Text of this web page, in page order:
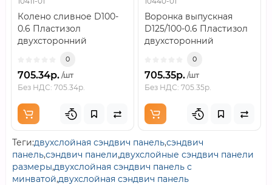
Колено сливное D100-
0.6 Пластизол
двухсторонний
0
705.34р. /шт
Без НДС: 705.34р.
Воронка выпускная
D125/100-0.6 Пластизол
двухсторонний
0
705.35р. /шт
Без НДС: 705.35р.
Теги:двухслойная сэндвич панель,сэндвич
панель,сэндвич панели,двухслойные сэндвич панели
размеры,двухслойная сэндвич панель с
минватой,двухслойная сэндвич панель